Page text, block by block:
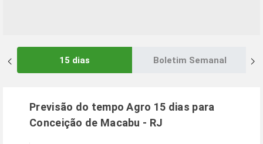
15 dias Boletim Semanal
Previsão do tempo Agro 15 dias para
Conceição de Macabu - RJ